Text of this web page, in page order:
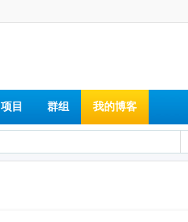
项目 群组 我的博客